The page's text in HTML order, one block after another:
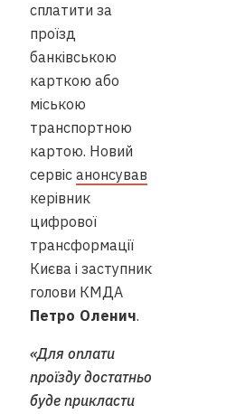
сплатити за
проїзд
банківською
карткою або
міською
транспортною
картою. Новий
сервіс анонсував
керівник
цифрової
трансформації
Києва і заступник
голови КМДА
Петро Оленич.
«Для оплати
проїзду достатньо
буде прикласти